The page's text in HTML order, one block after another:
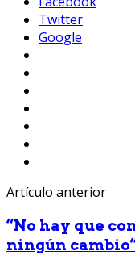
Twitter
Google
Artículo anterior
“No hay que
ningún